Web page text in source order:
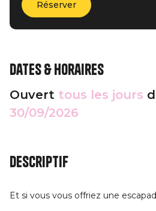
Réserver
Dates & horaires
Ouvert tous les jours
30/09/2026
Descriptif
Et si vous vous offriez une